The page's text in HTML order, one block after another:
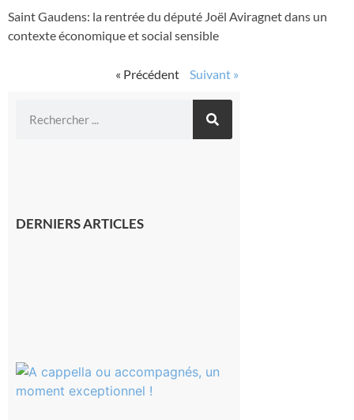
Saint Gaudens: la rentrée du député Joël Aviragnet dans un
contexte économique et social sensible
« Précédent Suivant »
DERNIERS ARTICLES